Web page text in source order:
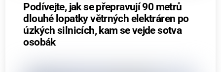
Podívejte, jak se přepravují 90 metrů
dlouhé lopatky větrných elektráren po
úzkých silnicích, kam se vejde sotva
osobák